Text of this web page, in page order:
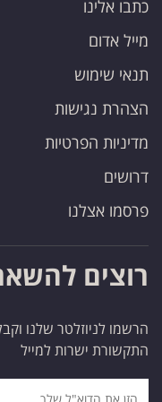
כתבו אלינו
מייל אדום
תנאי שימוש
הצהרת נגישות
מדיניות הפרטיות
דרושים
פרסמו אצלנו
רוצים
הרשמו לניוזלטר שלנו
התקשורת ישרות למייל